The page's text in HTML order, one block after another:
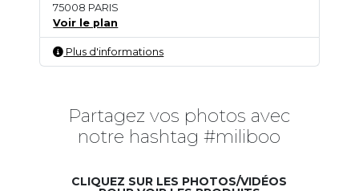
75008 PARIS
Voir le plan
Plus d'informations
Partagez vos photos avec
notre hashtag #miliboo
CLIQUEZ SUR LES PHOTOS/VIDÉOS